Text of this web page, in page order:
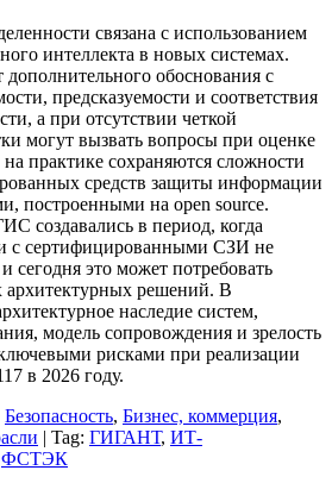
связана с использованием
интеллекта в новых системах.
обоснования с
предсказуемости и соответствия
а при отсутствии четкой
могут вызвать вопросы при оценке
практике сохраняются сложности
средств защиты информации
построенными на open source.
создавались в период, когда
с сертифицированными СЗИ не
сегодня это может потребовать
архитектурных решений. В
наследие систем,
модель сопровождения и зрелость
рисками при реализации
в 2026 году.
Безопасность, Бизнес, коммерция,
| Tag: ГИГАНТ, ИТ-
ФСТЭК